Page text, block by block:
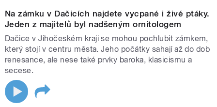
Na zámku v Dačicích najdete vycpané i živé ptáky.
Jeden z majitelů byl nadšeným ornitologem
Dačice v Jihočeském kraji se mohou pochlubit zámkem,
který stojí v centru města. Jeho počátky sahají až do dob
renesance, ale nese také prvky baroka, klasicismu a
secese.